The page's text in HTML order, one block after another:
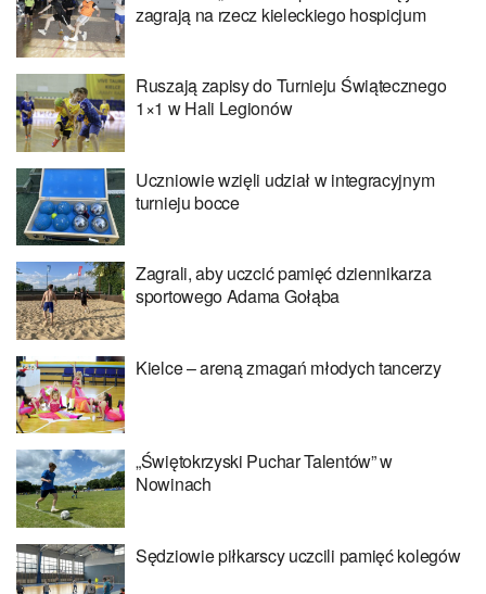
zagrają na rzecz kieleckiego hospicjum
Ruszają zapisy do Turnieju Świątecznego
1×1 w Hali Legionów
Uczniowie wzięli udział w integracyjnym
turnieju bocce
Zagrali, aby uczcić pamięć dziennikarza
sportowego Adama Gołąba
Kielce – areną zmagań młodych tancerzy
„Świętokrzyski Puchar Talentów” w
Nowinach
Sędziowie piłkarscy uczcili pamięć kolegów